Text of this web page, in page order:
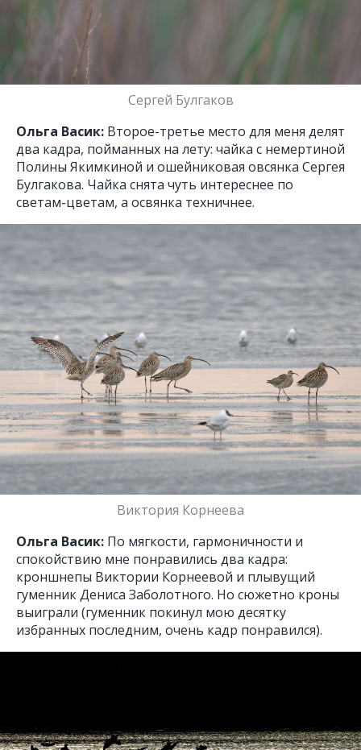
Сергей Булгаков
Ольга Васик: Второе-третье место для меня делят
два кадра, пойманных на лету: чайка с немертиной
Полины Якимкиной и ошейниковая овсянка Сергея
Булгакова. Чайка снята чуть интереснее по
светам-цветам, а освянка техничнее.
Виктория Корнеева
Ольга Васик: По мягкости, гармоничности и
спокойствию мне понравились два кадра:
кроншнепы Виктории Корнеевой и плывущий
гуменник Дениса Заболотного. Но сюжетно кроны
выиграли (гуменник покинул мою десятку
избранных последним, очень кадр понравился).